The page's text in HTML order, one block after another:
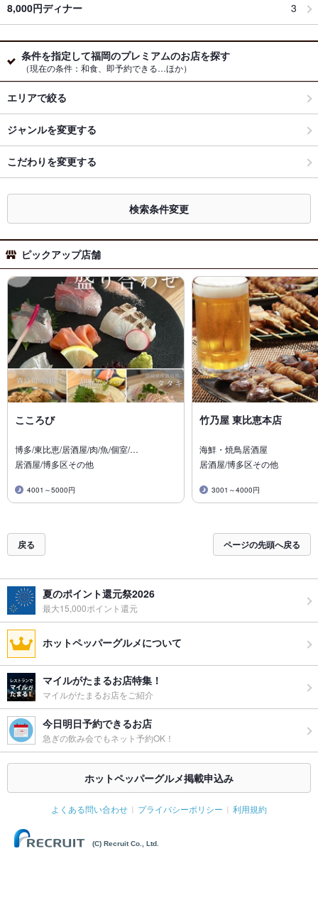
8,000円ディナー 3
条件を指定して福岡のプレミアムのお店を探す
（現在の条件：和食、即予約できる…ほか）
エリアで絞る
ジャンルを変更する
こだわりを変更する
検索条件変更
ピックアップ店舗
こころび
博多/東比恵/居酒屋/肉/魚/個室/…
居酒屋/博多区その他
4001～5000円
竹乃屋 東比恵本店
海鮮・焼鳥居酒屋
居酒屋/博多区その他
3001～4000円
戻る ページの先頭へ戻る
夏のポイント還元祭2026
最大15,000ポイント還元
ホットペッパーグルメについて
マイルがたまるお店特集！
マイルがたまるお店をご紹介
今日明日予約できるお店
急ぎの飲み会でもネット予約OK！
ホットペッパーグルメ掲載申込み
よくある問い合わせ プライバシーポリシー 利用規約
(C) Recruit Co., Ltd.